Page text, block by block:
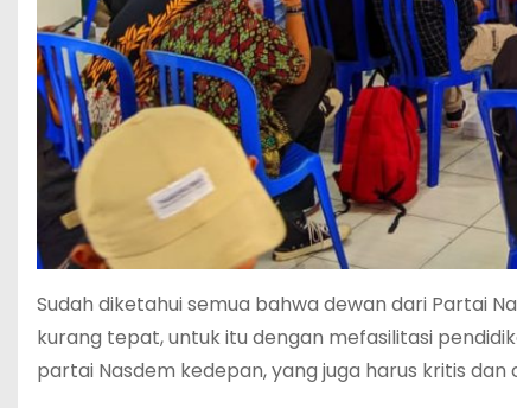
Sudah diketahui semua bahwa dewan dari Partai
kurang tepat, untuk itu dengan mefasilitasi
partai Nasdem kedepan, yang juga harus kritis dan